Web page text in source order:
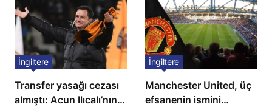
bulunuyor
Transfer yasağı cezası
almıştı: Acun Ilıcalı’nın
İngiltere
Manchester United, üç
efsanenin ismini
İngiltere